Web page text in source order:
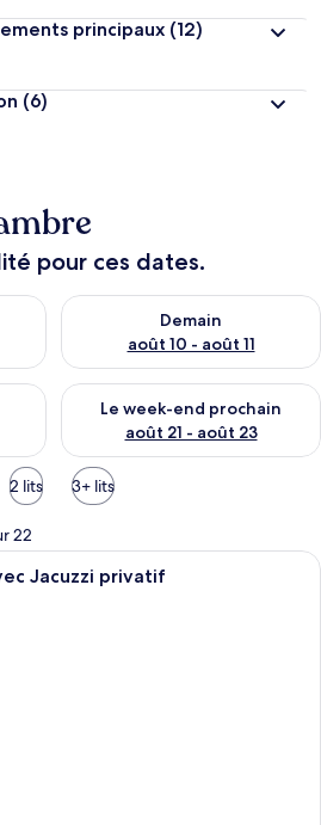
principaux (12)
(6)
pour ces dates.
ce soir août 9 - août 10
Demain
août 10 - août 11
Vérifier la disponibilité pour
ce week-end août 14 - août 16
Le week-end prochain
août 21 - août 23
Vérifier la disponibilité pour
2 lits 3+ lits
22
Une chambre confortable avec un lit
Jacuzzi privatif